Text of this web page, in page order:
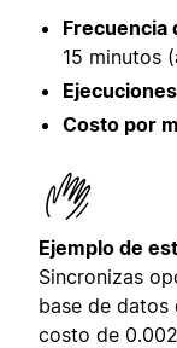
Frecuencia
15 minutos
Costo por
Ejemplo de
Sincronizas
base de datos
costo de